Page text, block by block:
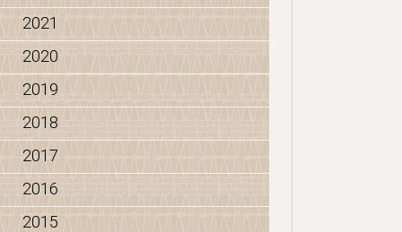
2021
2020
2019
2018
2017
2016
2015